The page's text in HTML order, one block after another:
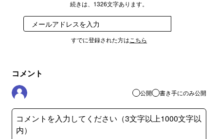
続きは、1326文字あります。
すでに登録された方は こちら
コメント
公開 書き手にのみ公開